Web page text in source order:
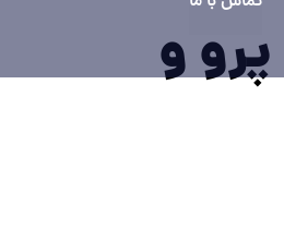
آی‌مک پرو با نمایشگر Mini-LED و تراشه‌های M1 پرو و